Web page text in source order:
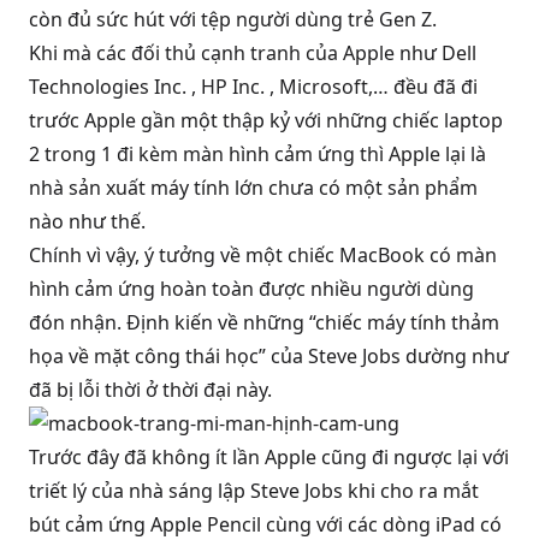
còn đủ sức hút với tệp người dùng trẻ Gen Z.
Khi mà các đối thủ cạnh tranh của Apple như Dell
Technologies Inc. , HP Inc. , Microsoft,… đều đã đi
trước Apple gần một thập kỷ với những chiếc laptop
2 trong 1 đi kèm màn hình cảm ứng thì Apple lại là
nhà sản xuất máy tính lớn chưa có một sản phẩm
nào như thế.
Chính vì vậy, ý tưởng về một chiếc MacBook có màn
hình cảm ứng hoàn toàn được nhiều người dùng
đón nhận. Định kiến về những “chiếc máy tính thảm
họa về mặt công thái học” của Steve Jobs dường như
đã bị lỗi thời ở thời đại này.
Trước đây đã không ít lần Apple cũng đi ngược lại với
triết lý của nhà sáng lập Steve Jobs khi cho ra mắt
bút cảm ứng Apple Pencil cùng với các dòng iPad có